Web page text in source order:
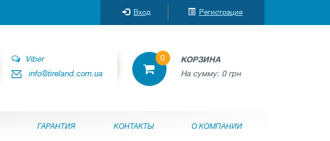
Вход Регистрация
Viber
info@tireland.com.ua
0
КОРЗИНА
На сумму: 0 грн
ГАРАНТИЯ КОНТАКТЫ О КОМПАНИИ